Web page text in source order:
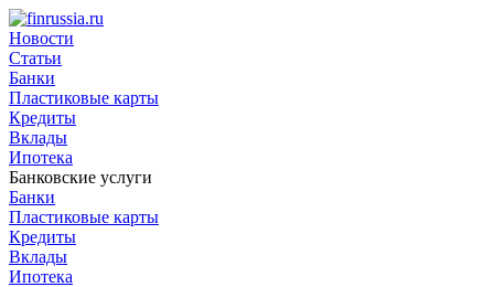
Новости
Статьи
Банки
Пластиковые карты
Кредиты
Вклады
Ипотека
Банковские услуги
Банки
Пластиковые карты
Кредиты
Вклады
Ипотека